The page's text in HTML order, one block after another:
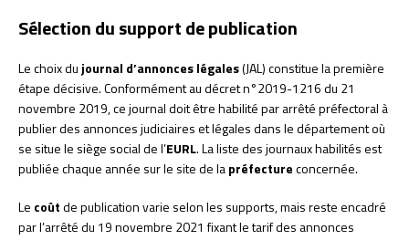
Sélection du support de publication
Le choix dujournal d’annonces légales(JAL) constitue la première
étape décisive. Conformément au décret n°2019-1216 du 21
novembre 2019, ce journal doit être habilité par arrêté préfectoral à
publier des annonces judiciaires et légales dans le département où
se situe le siège social de l’EURL. La liste des journaux habilités est
publiée chaque année sur le site de lapréfectureconcernée.
Le coûtde publication varie selon les supports, mais reste encadré
par l’arrêté du 19 novembre 2021 fixant le tarif des annonces